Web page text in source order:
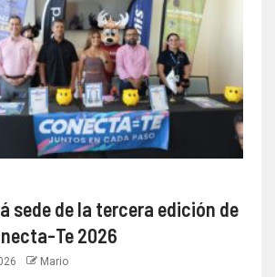
sede de la tercera edición de
Te 2026
Mario